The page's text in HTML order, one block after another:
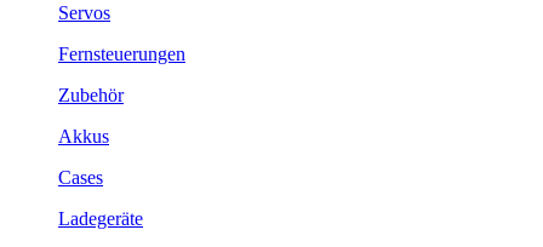
Servos
Fernsteuerungen
Zubehör
Akkus
Cases
Ladegeräte